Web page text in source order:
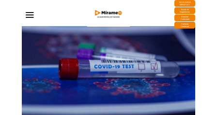
DESCARGA
MIRAPLAY
Buzón de
Sugerencias
Contratar
Publicidad
Contacto
Comercial